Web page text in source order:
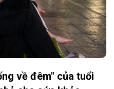
về đêm" của tuổi